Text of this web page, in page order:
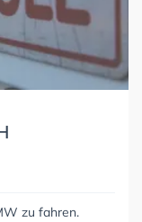
zu fahren.